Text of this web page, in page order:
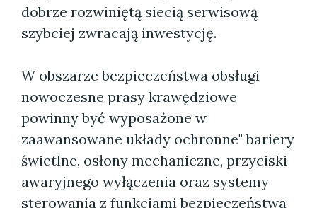
dobrze rozwiniętą siecią serwisową
szybciej zwracają inwestycję.
W obszarze bezpieczeństwa obsługi
nowoczesne prasy krawędziowe
powinny być wyposażone w
zaawansowane układy ochronne" bariery
świetlne, osłony mechaniczne, przyciski
awaryjnego wyłączenia oraz systemy
sterowania z funkcjami bezpieczeństwa